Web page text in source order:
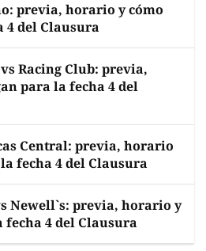
previa, horario y cómo
4 del Clausura
Racing Club: previa,
para la fecha 4 del
Central: previa, horario
fecha 4 del Clausura
Newell`s: previa, horario y
4 del Clausura